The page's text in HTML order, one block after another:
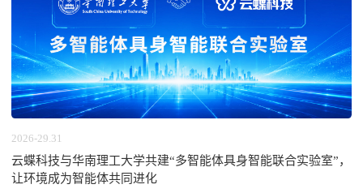
2026-29.31
云蝶科技与华南理工大学共建“多智能体具身智能联合实验室”，
让环境成为智能体共同进化